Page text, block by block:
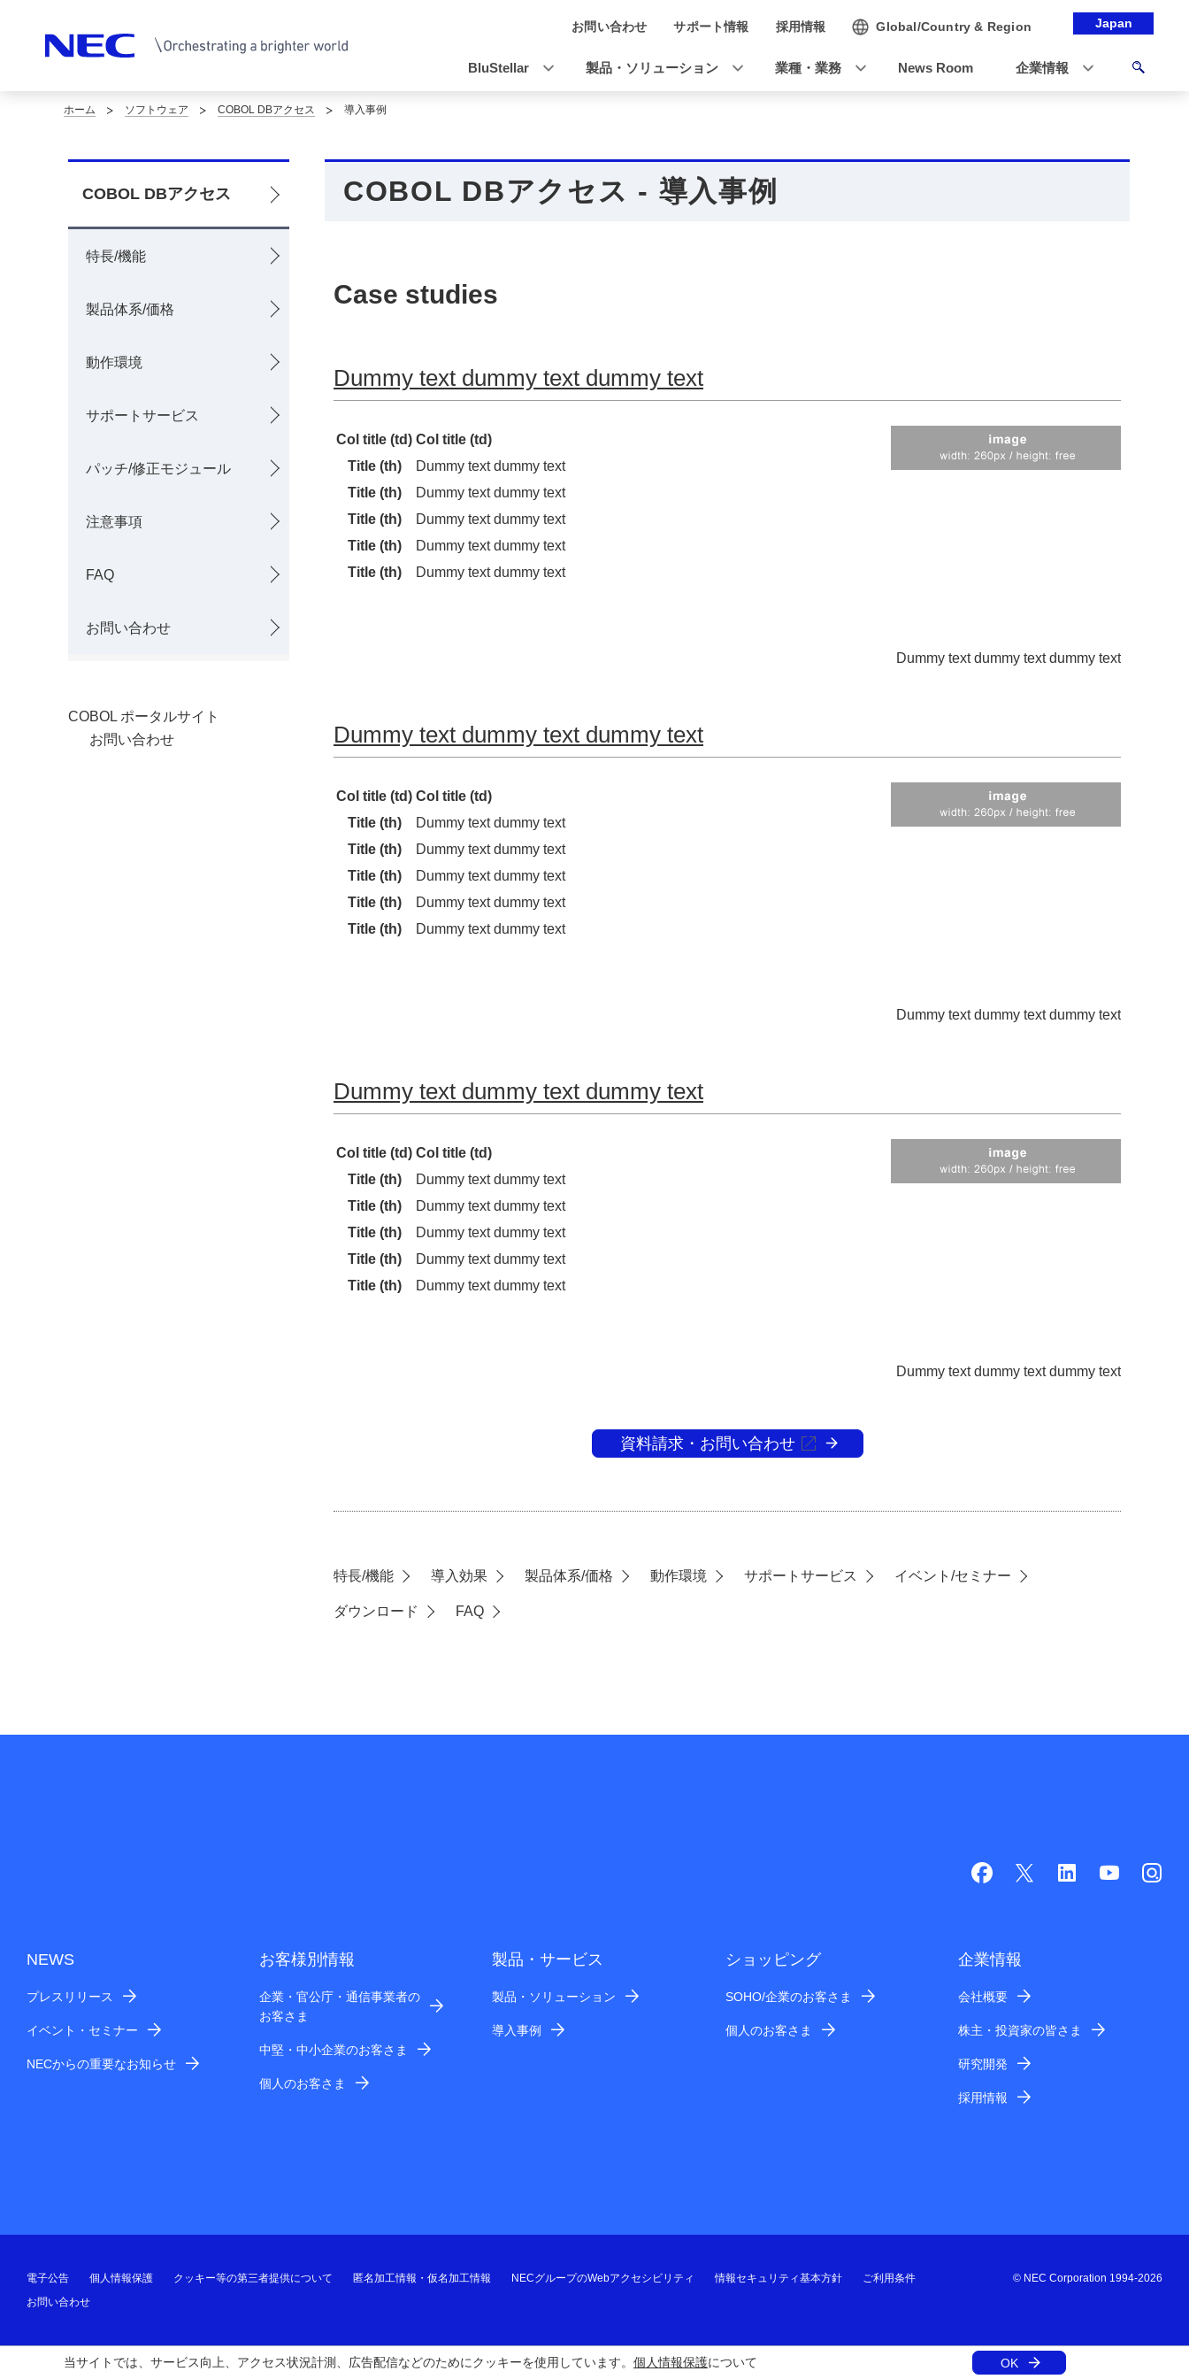
当サイトでは、サービス向上、アクセス状況計測、広告配信などのためにクッキーを使用しています。 個人情報保護について OK
Japan
ゲ
シ
ョ
お問い合わせ サポート情報 採用情報 Global/Country & Region
BluStellar 製品・ソリューション 業種・業務 News Room 企業情報
サ
イ
ト
内
。
ホーム ソフトウェア COBOL DBアクセス 導入事例
ロ
ー
カ
ル
ビ
シ
COBOL DBアクセス
特長/機能
製品体系/価格
動作環境
サポートサービス
パッチ/修正モジュール
注意事項
FAQ
お問い合わせ
COBOL ポータルサイト
お問い合わせ
COBOL DBアクセス - 導入事例
Case studies
Dummy text dummy text dummy text
Col title (td) Col title (td)
Title (th)
Dummy text dummy text
Title (th)
Dummy text dummy text
Title (th)
Dummy text dummy text
Title (th)
Dummy text dummy text
Title (th)
Dummy text dummy text
Dummy text dummy text dummy text
Dummy text dummy text dummy text
Col title (td) Col title (td)
Title (th)
Dummy text dummy text
Title (th)
Dummy text dummy text
Title (th)
Dummy text dummy text
Title (th)
Dummy text dummy text
Title (th)
Dummy text dummy text
Dummy text dummy text dummy text
Dummy text dummy text dummy text
Col title (td) Col title (td)
Title (th)
Dummy text dummy text
Title (th)
Dummy text dummy text
Title (th)
Dummy text dummy text
Title (th)
Dummy text dummy text
Title (th)
Dummy text dummy text
Dummy text dummy text dummy text
資料請求・お問い合わせ
特長/機能 導入効果 製品体系/価格 動作環境 サポートサービス イベント/セミナー
ダウンロード FAQ
NEWS
プレスリリース
イベント・セミナー
NECからの重要なお知らせ
お客様別情報
企業・官公庁・通信事業者の
お客さま
中堅・中小企業のお客さま
個人のお客さま
製品・サービス
製品・ソリューション
導入事例
ショッピング
SOHO/企業のお客さま
個人のお客さま
企業情報
会社概要
株主・投資家の皆さま
研究開発
採用情報
電子公告 個人情報保護 クッキー等の第三者提供について 匿名加工情報・仮名加工情報 NECグループのWebアクセシビリティ 情報セキュリティ基本方針
ご利用条件
お問い合わせ
© NEC Corporation 1994-2026